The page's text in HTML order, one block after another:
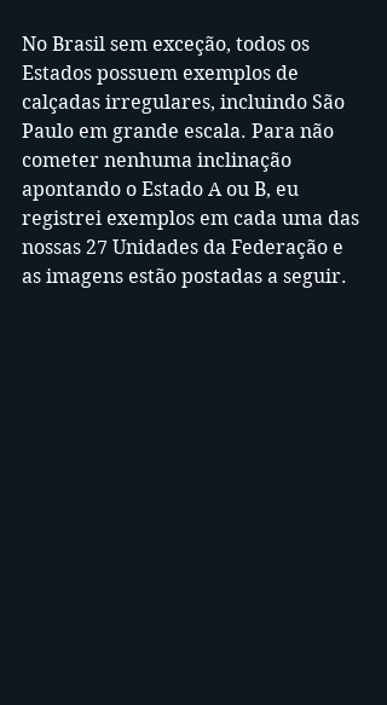
No Brasil sem exceção, todos os
Estados possuem exemplos de
calçadas irregulares, incluindo São
Paulo em grande escala. Para não
cometer nenhuma inclinação
apontando o Estado A ou B, eu
registrei exemplos em cada uma das
nossas 27 Unidades da Federação e
as imagens estão postadas a seguir.